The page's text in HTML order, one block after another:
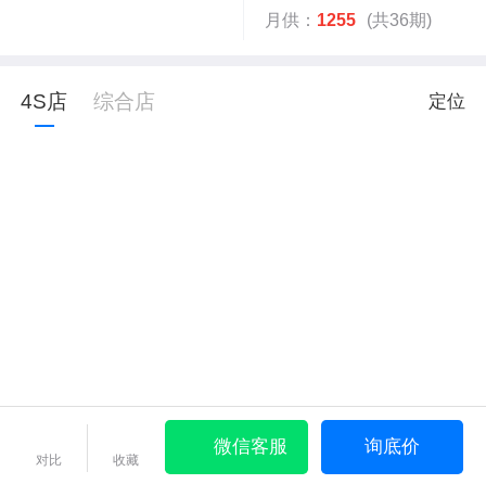
月供： 1255 (共36期)
4S店 综合店 定位
对比 收藏
微信客服 询底价